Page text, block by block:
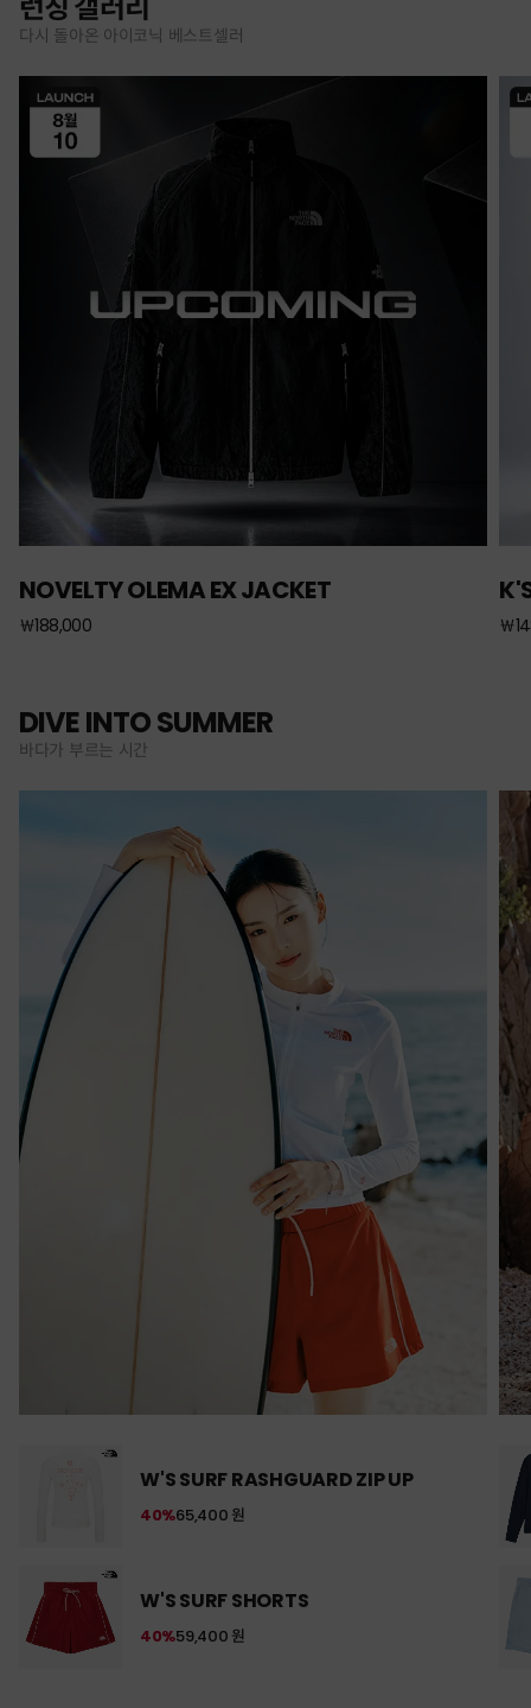
런칭 갤러리
다시 돌아온 아이코닉 베스트셀러
NOVELTY OLEMA EX JACKET
￦188,000 ￦
DIVE INTO SUMMER
바다가 부르는 시간
W'S SURF RASHGUARD ZIP UP
65,400 원
40%
W'S SURF SHORTS
59,400 원
40%